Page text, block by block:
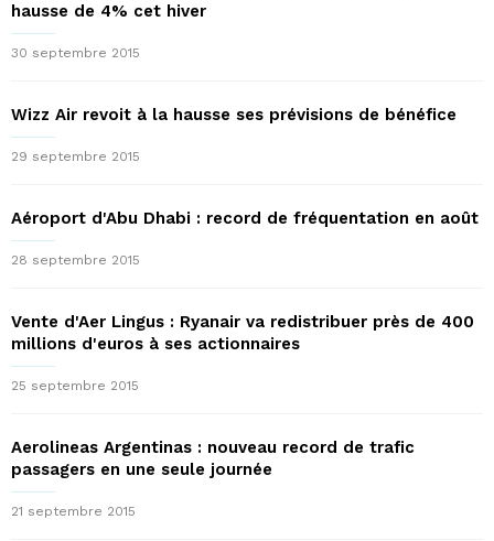
hausse de 4% cet hiver
30 septembre 2015
Wizz Air revoit à la hausse ses prévisions de bénéfice
29 septembre 2015
Aéroport d'Abu Dhabi : record de fréquentation en août
28 septembre 2015
Vente d'Aer Lingus : Ryanair va redistribuer près de 400
millions d'euros à ses actionnaires
25 septembre 2015
Aerolineas Argentinas : nouveau record de trafic
passagers en une seule journée
21 septembre 2015